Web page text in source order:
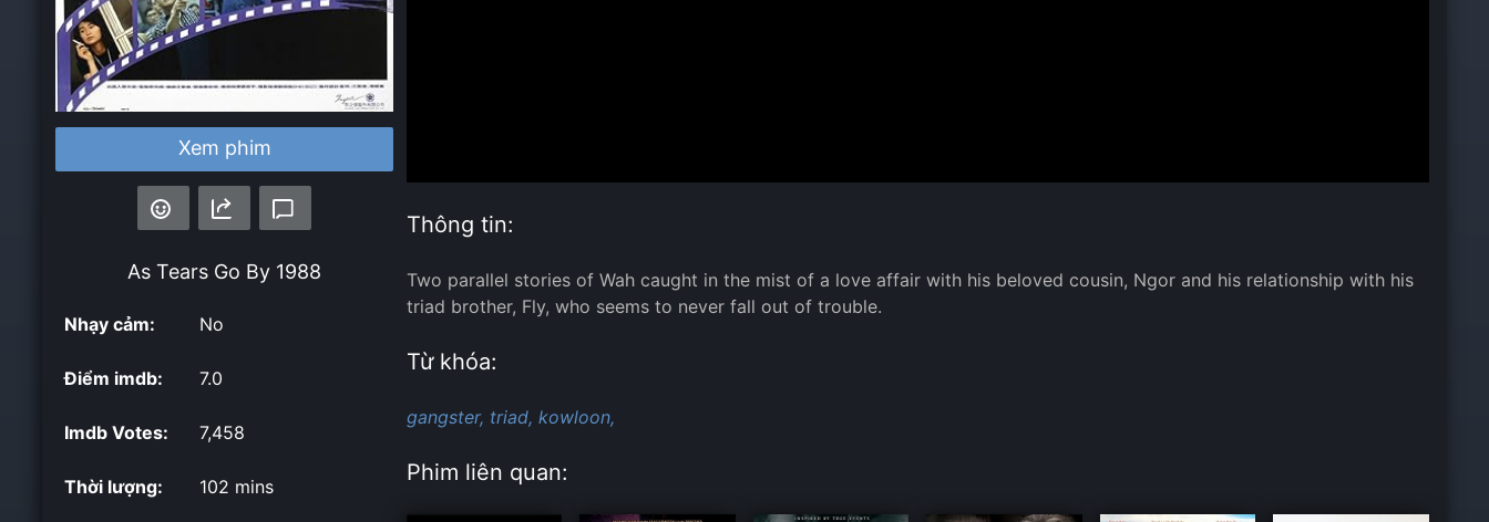
Xem phim
As Tears Go By 1988
Nhạy cảm: No
Điểm imdb: 7.0
Imdb Votes: 7,458
Thời lượng: 102 mins
Thông tin:
Two parallel stories of Wah caught in the mist of a love affair with his beloved cousin, Ngor and his relationship with his
triad brother, Fly, who seems to never fall out of trouble.
Từ khóa:
gangster, triad, kowloon,
Phim liên quan: